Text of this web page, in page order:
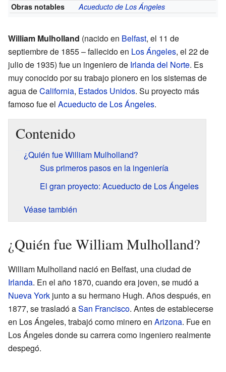
Obras notables Acueducto de Los Ángeles
William Mulholland (nacido en Belfast, el 11 de
septiembre de 1855 – fallecido en Los Ángeles, el 22 de
julio de 1935) fue un ingeniero de Irlanda del Norte. Es
muy conocido por su trabajo pionero en los sistemas de
agua deCalifornia, Estados Unidos. Su proyecto más
famoso fue el Acueducto de Los Ángeles.
Contenido
¿Quién fue William Mulholland?
Sus primeros pasos en la ingeniería
El gran proyecto: Acueducto de Los Ángeles
Véase también
¿Quién fue William Mulholland?
William Mulholland nació en Belfast, una ciudad de
Irlanda. En el año 1870, cuando era joven, se mudó a
Nueva York junto a su hermano Hugh. Años después, en
1877, se trasladó aSan Francisco. Antes de establecerse
en Los Ángeles, trabajó como minero en Arizona. Fue en
Los Ángeles donde su carrera como ingeniero realmente
despegó.